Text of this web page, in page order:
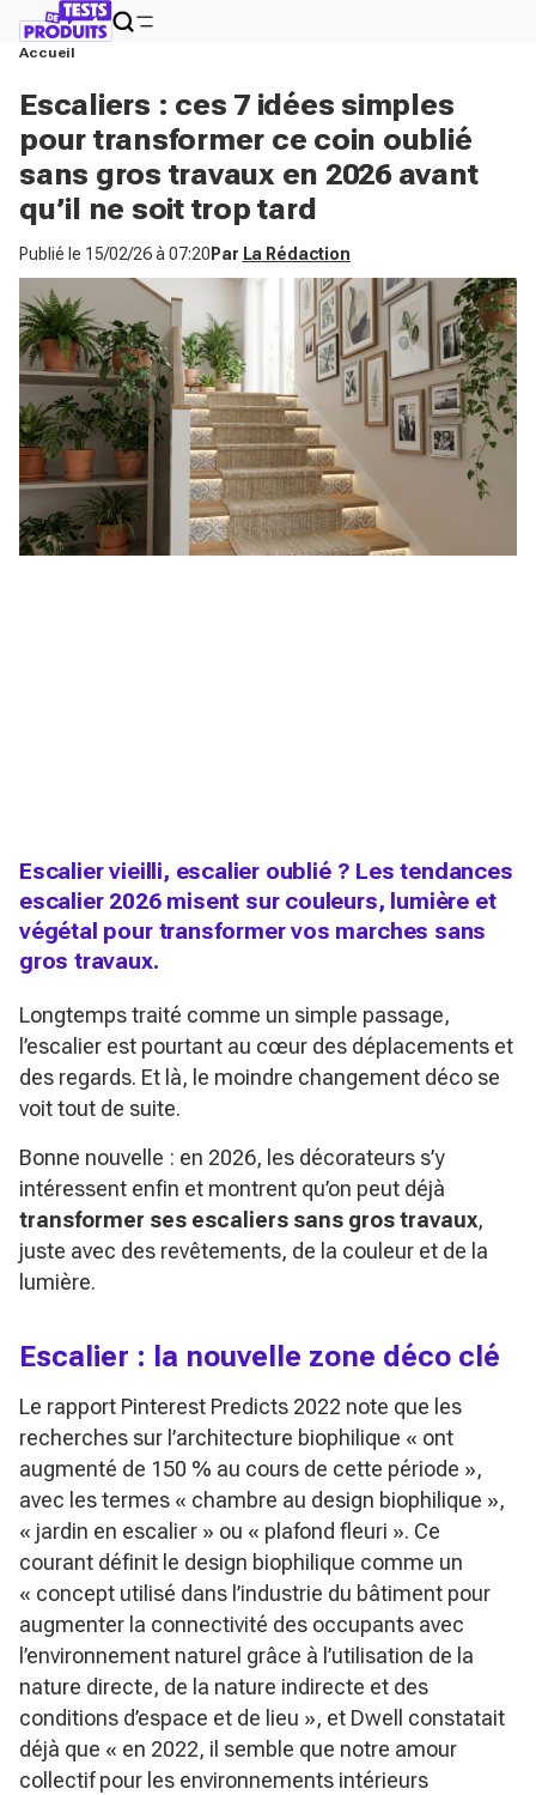
Accueil
Escaliers : ces 7 idées simples
pour transformer ce coin oublié
sans gros travaux en 2026 avant
qu’il ne soit trop tard
Publié le 15/02/26 à 07:20 Par La Rédaction
Escalier vieilli, escalier oublié ? Les tendances
escalier 2026 misent sur couleurs, lumière et
végétal pour transformer vos marches sans
gros travaux.
Longtemps traité comme un simple passage,
l’escalier est pourtant au cœur des déplacements et
des regards. Et là, le moindre changement déco se
voit tout de suite.
Bonne nouvelle : en 2026, les décorateurs s’y
intéressent enfin et montrent qu’on peut déjà
transformer ses escaliers sans gros travaux,
juste avec des revêtements, de la couleur et de la
lumière.
Escalier : la nouvelle zone déco clé
Le rapport Pinterest Predicts 2022 note que les
recherches sur l’architecture biophilique « ont
augmenté de 150 % au cours de cette période »,
avec les termes « chambre au design biophilique »,
« jardin en escalier » ou « plafond fleuri ». Ce
courant définit le design biophilique comme un
« concept utilisé dans l’industrie du bâtiment pour
augmenter la connectivité des occupants avec
l’environnement naturel grâce à l’utilisation de la
nature directe, de la nature indirecte et des
conditions d’espace et de lieu », et Dwell constatait
déjà que « en 2022, il semble que notre amour
collectif pour les environnements intérieurs